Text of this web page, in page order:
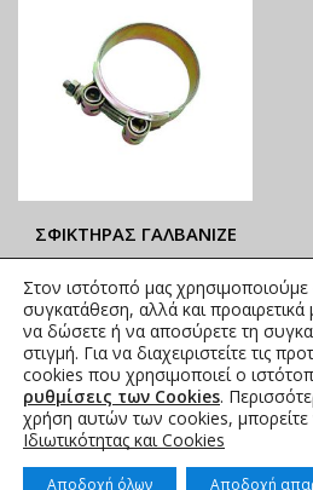
ΣΦΙΚΤΗΡΑΣ ΓΑΛΒΑΝΙΖΕ
ΑΝΑΓΡΑΦΟΝΤΑΙ ΣΤΟ
ΑΝΗΡΤΗΜΕΝΟ PDF
0,87€ –4,85€ συμπ. Φ.Π.Α.
Στον ιστότοπό μας
συγκατάθεση, αλλά και
να δώσετε ή να αποσύρετε τη
στιγμή. Για να διαχειριστείτε τις
cookies που χρησιμοποιεί ο
ρυθμίσεις των Cookies.
χρήση αυτών των cookies, μπορείτε
Ιδιωτικότητας και Cookies
Αποδοχή όλων Αποδοχή